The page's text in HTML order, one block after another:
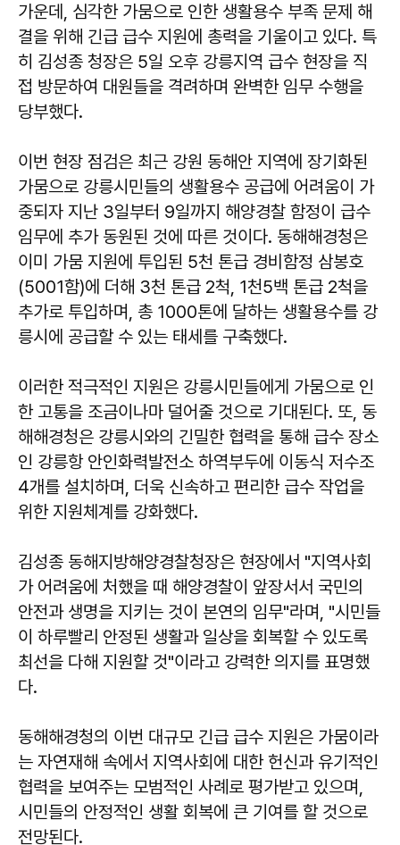
가운데, 심각한 가뭄으로 인한 생활용수 부족 문제 해
결을 위해 긴급 급수 지원에 총력을 기울이고 있다. 특
히 김성종 청장은 5일 오후 강릉지역 급수 현장을 직
접 방문하여 대원들을 격려하며 완벽한 임무 수행을
당부했다.
이번 현장 점검은 최근 강원 동해안 지역에 장기화된
가뭄으로 강릉시민들의 생활용수 공급에 어려움이 가
중되자 지난 3일부터 9일까지 해양경찰 함정이 급수
임무에 추가 동원된 것에 따른 것이다. 동해해경청은
이미 가뭄 지원에 투입된 5천 톤급 경비함정 삼봉호
(5001함)에 더해 3천 톤급 2척, 1천5백 톤급 2척을
추가로 투입하며, 총 1000톤에 달하는 생활용수를 강
릉시에 공급할 수 있는 태세를 구축했다.
이러한 적극적인 지원은 강릉시민들에게 가뭄으로 인
한 고통을 조금이나마 덜어줄 것으로 기대된다. 또, 동
해해경청은 강릉시와의 긴밀한 협력을 통해 급수 장소
인 강릉항 안인화력발전소 하역부두에 이동식 저수조
4개를 설치하며, 더욱 신속하고 편리한 급수 작업을
위한 지원체계를 강화했다.
김성종 동해지방해양경찰청장은 현장에서 "지역사회
가 어려움에 처했을 때 해양경찰이 앞장서서 국민의
안전과 생명을 지키는 것이 본연의 임무"라며, "시민들
이 하루빨리 안정된 생활과 일상을 회복할 수 있도록
최선을 다해 지원할 것"이라고 강력한 의지를 표명했
다.
동해해경청의 이번 대규모 긴급 급수 지원은 가뭄이라
는 자연재해 속에서 지역사회에 대한 헌신과 유기적인
협력을 보여주는 모범적인 사례로 평가받고 있으며,
시민들의 안정적인 생활 회복에 큰 기여를 할 것으로
전망된다.